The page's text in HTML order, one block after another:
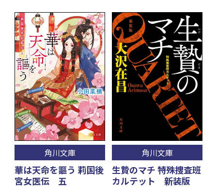
角川文庫
華は天命を謳う 莉国後
宮女医伝 五
角川文庫
生贄のマチ 特殊捜査班
カルテット 新装版